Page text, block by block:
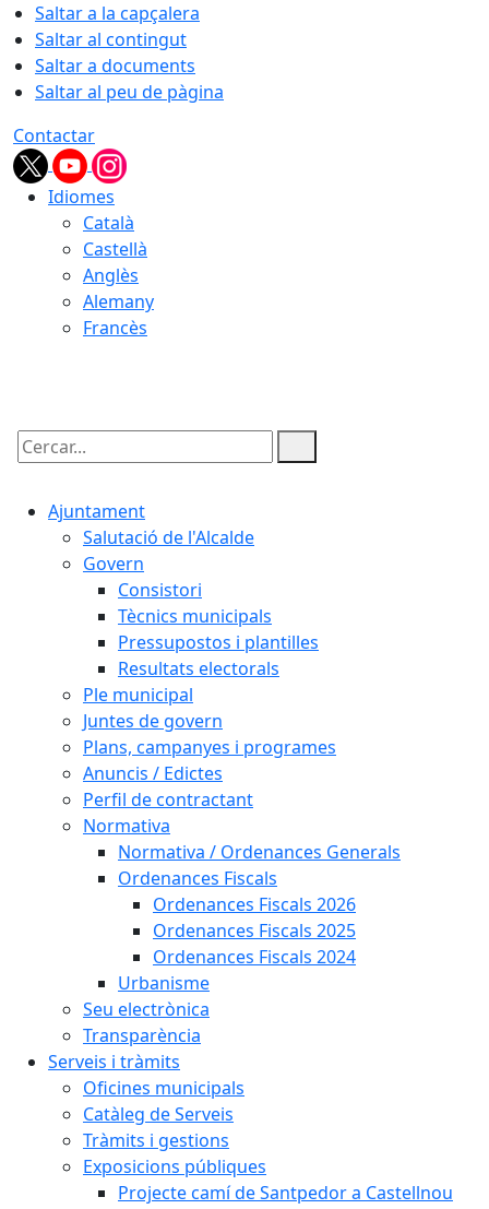
Saltar a la capçalera
Saltar al contingut
Saltar a documents
Saltar al peu de pàgina
Contactar
Idiomes
Català
Castellà
Anglès
Alemany
Francès
Cercar:
Ajuntament
Salutació de l'Alcalde
Govern
Consistori
Tècnics municipals
Pressupostos i plantilles
Resultats electorals
Ple municipal
Juntes de govern
Plans, campanyes i programes
Anuncis / Edictes
Perfil de contractant
Normativa
Normativa / Ordenances Generals
Ordenances Fiscals
Ordenances Fiscals 2026
Ordenances Fiscals 2025
Ordenances Fiscals 2024
Urbanisme
Seu electrònica
Transparència
Serveis i tràmits
Oficines municipals
Catàleg de Serveis
Tràmits i gestions
Exposicions públiques
Projecte camí de Santpedor a Castellnou